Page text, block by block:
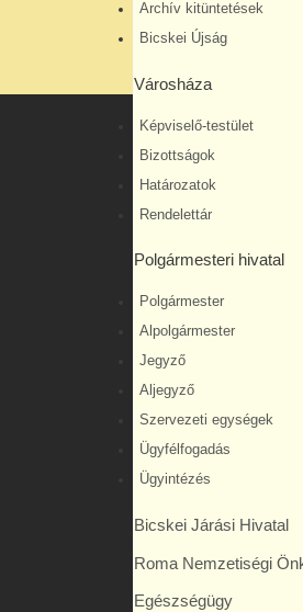
Archív kitüntetések
Bicskei Újság
Városháza
Képviselő-testület
Bizottságok
Határozatok
Rendelettár
Polgármesteri hivatal
Polgármester
Alpolgármester
Jegyző
Aljegyző
Szervezeti egységek
Ügyfélfogadás
Ügyintézés
Bicskei Járási Hivatal
Roma Nemzetiségi
Egészségügy